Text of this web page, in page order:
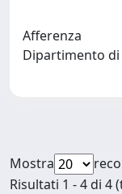
Afferenza
Dipartimento
Mostra
Risultati 1 - 4 di 4